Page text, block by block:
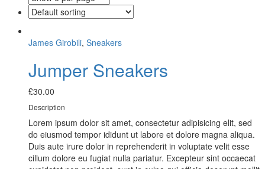
James Girobili, Sneakers
Jumper Sneakers
£30.00
Description
Lorem ipsum dolor sit amet, consectetur adipisicing elit, sed
do eiusmod tempor ididunt ut labore et dolore magna aliqua.
Duis aute irure dolor in reprehenderit in voluptate velit esse
cillum dolore eu fugiat nulla pariatur. Excepteur sint occaecat